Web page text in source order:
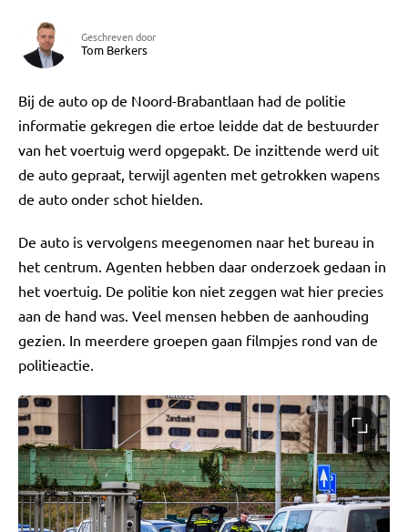
Geschreven door
Tom Berkers
Bij de auto op de Noord-Brabantlaan had de politie
informatie gekregen die ertoe leidde dat de bestuurder
van het voertuig werd opgepakt. De inzittende werd uit
de auto gepraat, terwijl agenten met getrokken wapens
de auto onder schot hielden.
De auto is vervolgens meegenomen naar het bureau in
het centrum. Agenten hebben daar onderzoek gedaan in
het voertuig. De politie kon niet zeggen wat hier precies
aan de hand was. Veel mensen hebben de aanhouding
gezien. In meerdere groepen gaan filmpjes rond van de
politieactie.